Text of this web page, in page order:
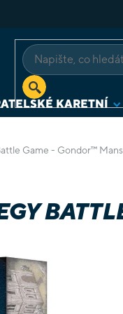
KARETNÍ
Game - Gondor™